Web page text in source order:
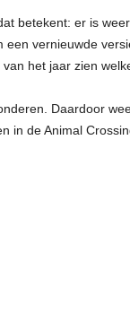
betekent: er is
vernieuwde
het jaar zien
Daardoor
in de Animal